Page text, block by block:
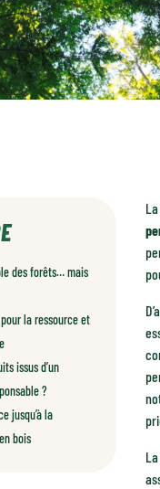
des forêts… mais
la ressource et
issus d’un
?
jusqu’à la
bois